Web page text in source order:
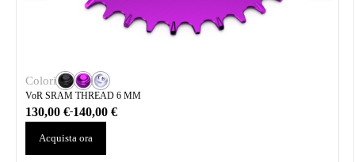
Colori
VoR SRAM THREAD 6 MM
130,00€-140,00€
Acquista ora